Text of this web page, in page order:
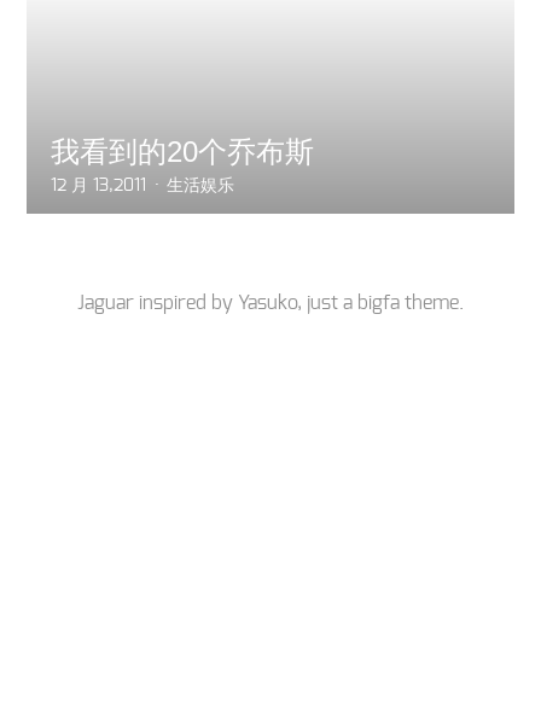
我看到的20个乔布斯
12 月 13,2011 生活娱乐
Jaguar inspired by Yasuko, just a bigfa theme.